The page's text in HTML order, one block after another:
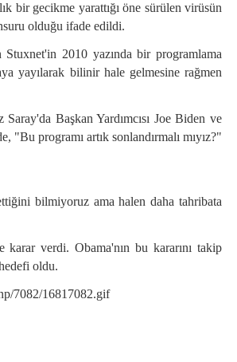
bir gecikme yarattığı öne sürülen virüsün
olduğu ifade edildi.
2010 yazında bir programlama
yayılarak bilinir hale gelmesine rağmen
Başkan Yardımcısı Joe Biden ve
"Bu programı artık sonlandırmalı mıyız?"
bilmiyoruz ama halen daha tahribata
karar verdi. Obama'nın bu kararını takip
oldu.